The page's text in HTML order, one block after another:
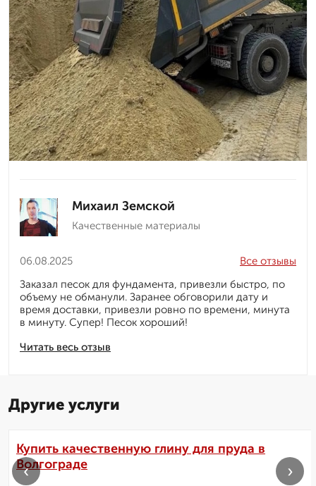
Михаил Земской
Качественные материалы
06.08.2025
Читать весь отзыв
Все отзывы
Заказал песок для фундамента, привезли быстро, по
объему не обманули. Заранее обговорили дату и
время доставки, привезли ровно по времени, минута
в минуту. Супер! Песок хороший!
Другие услуги
Купить качественную глину для пруда в
Волгограде
‹ ›